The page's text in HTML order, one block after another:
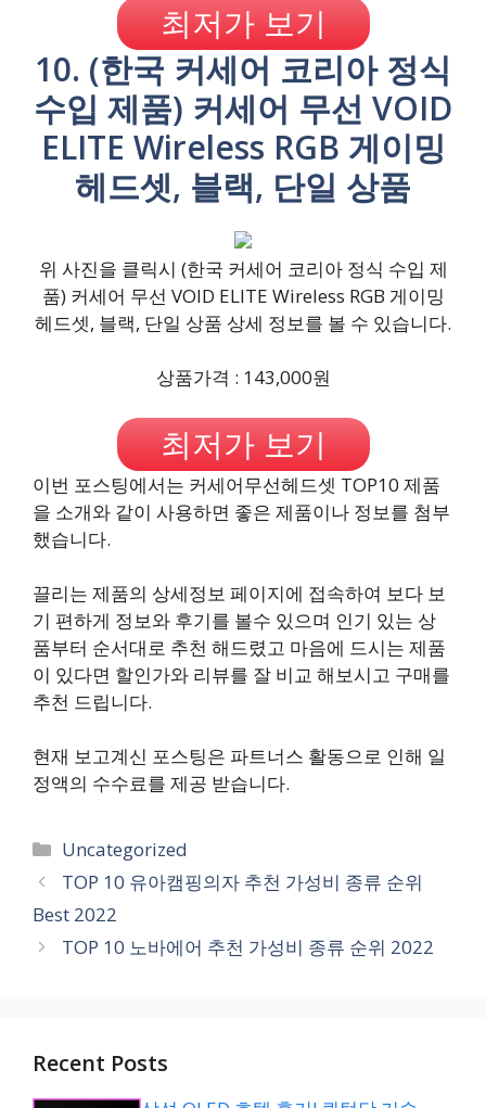
최저가 보기
10. (한국 커세어 코리아 정식
수입 제품) 커세어 무선 VOID
ELITE Wireless RGB 게이밍
헤드셋, 블랙, 단일 상품
위 사진을 클릭시 (한국 커세어 코리아 정식 수입 제
품) 커세어 무선 VOID ELITE Wireless RGB 게이밍
헤드셋, 블랙, 단일 상품 상세 정보를 볼 수 있습니다.
상품가격 : 143,000원
최저가 보기
이번 포스팅에서는 커세어무선헤드셋 TOP10 제품
을 소개와 같이 사용하면 좋은 제품이나 정보를 첨부
했습니다.
끌리는 제품의 상세정보 페이지에 접속하여 보다 보
기 편하게 정보와 후기를 볼수 있으며 인기 있는 상
품부터 순서대로 추천 해드렸고 마음에 드시는 제품
이 있다면 할인가와 리뷰를 잘 비교 해보시고 구매를
추천 드립니다.
현재 보고계신 포스팅은 파트너스 활동으로 인해 일
정액의 수수료를 제공 받습니다.
카
테
리
Uncategorized
TOP 10 유아캠핑의자 추천 가성비 종류 순위
Best 2022
TOP 10 노바에어 추천 가성비 종류 순위 2022
Recent Posts